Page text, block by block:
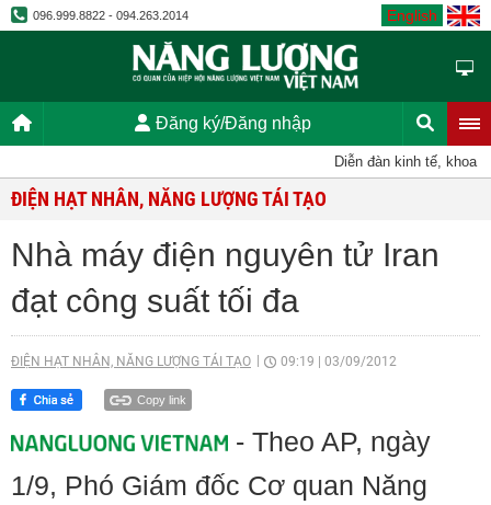
096.999.8822 - 094.263.2014 English
Đăng ký/Đăng nhập
Diễn đàn kinh tế, khoa
ĐIỆN HẠT NHÂN, NĂNG LƯỢNG TÁI TẠO
Nhà máy điện nguyên tử Iran
đạt công suất tối đa
ĐIỆN HẠT NHÂN, NĂNG LƯỢNG TÁI TẠO 09:19 03/09/2012
Copy link
- Theo AP, ngày
1/9, Phó Giám đốc Cơ quan Năng